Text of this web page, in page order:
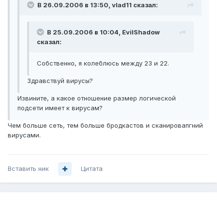
В 26.09.2006 в 13:50, vlad11 сказал:
В 25.09.2006 в 10:04, EvilShadow
сказал:
Собственно, я колеблюсь между 23 и 22.
Здравствуй вирусы?
Извините, а какое отношение размер логической
подсети имеет к вирусам?
Чем больше сеть, тем больше бродкастов и сканировапгний
вирусами.
Вставить ник Цитата